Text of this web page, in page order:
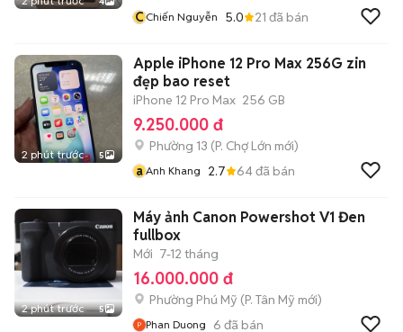
CChiến Nguyễn 5.0 21 đã bán
2 phút trước 5
Apple iPhone 12 Pro Max 256G zin
đẹp bao reset
iPhone 12 Pro Max 256 GB
9.250.000 đ
Phường 13 (P. Chợ Lớn mới)
a Anh Khang 2.7 64đã bán
2 phút trước 5
Máy ảnh Canon Powershot V1 Đen
fullbox
Mới 7-12 tháng
16.000.000 đ
Phường Phú Mỹ (P. Tân Mỹ mới)
Phan Duong 6 đã bán